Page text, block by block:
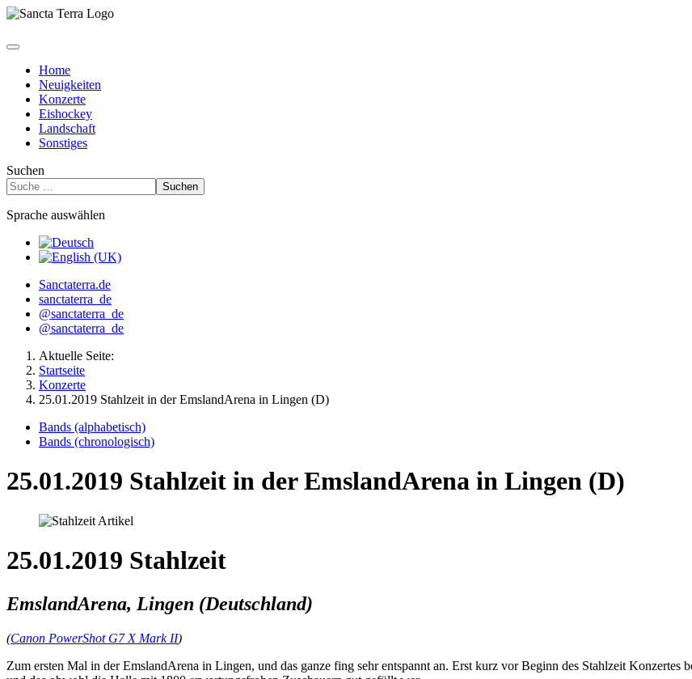
Home
Neuigkeiten
Konzerte
Eishockey
Landschaft
Sonstiges
Suchen
Suchen
Sprache auswählen
Sanctaterra.de
sanctaterra_de
@sanctaterra_de
@sanctaterra_de
Aktuelle Seite:
Startseite
Konzerte
25.01.2019 Stahlzeit in der EmslandArena in Lingen (D)
Bands (alphabetisch)
Bands (chronologisch)
25.01.2019 Stahlzeit in der EmslandArena in Lingen (D)
25.01.2019 Stahlzeit
EmslandArena, Lingen (Deutschland)
(Canon PowerShot G7 X Mark II)
Zum ersten Mal in der EmslandArena in Lingen, und das ganze fing sehr entspannt an. Erst kurz vor Beginn des Stahlzeit Konzertes